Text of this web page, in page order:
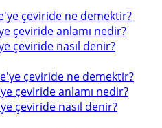
çeviride ne demektir?
çeviride anlamı nedir?
çeviride nasıl denir?
çeviride ne demektir?
çeviride anlamı nedir?
çeviride nasıl denir?